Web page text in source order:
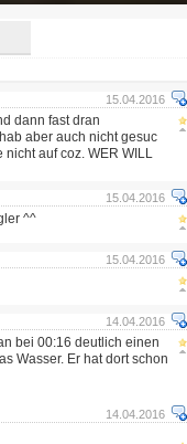
15.04.2016
dann fast dran
aber auch nicht gesuc
auf coz. WER WILL
15.04.2016
^^
15.04.2016
14.04.2016
bei 00:16 deutlich einen
Wasser. Er hat dort schon
14.04.2016